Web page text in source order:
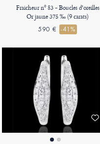
Fraicheur nº 83 - Boucles d'oreilles
Or jaune 375 ‰ (9 carats)
590 € -41%